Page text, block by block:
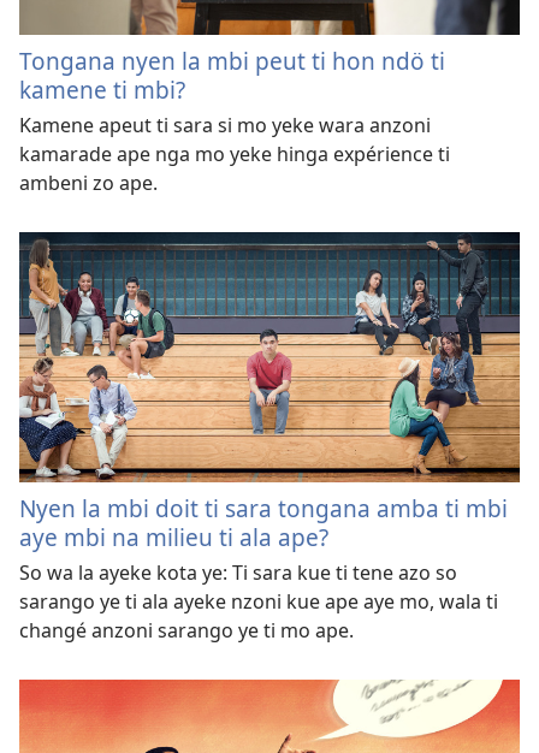
Tongana nyen la mbi peut ti hon ndö ti
kamene ti mbi?
Kamene apeut ti sara si mo yeke wara anzoni
kamarade ape nga mo yeke hinga expérience ti
ambeni zo ape.
Nyen la mbi doit ti sara tongana amba ti mbi
aye mbi na milieu ti ala ape?
So wa la ayeke kota ye: Ti sara kue ti tene azo so
sarango ye ti ala ayeke nzoni kue ape aye mo, wala ti
changé anzoni sarango ye ti mo ape.